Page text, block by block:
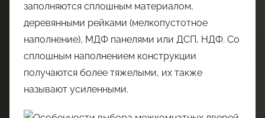
заполняются сплошным материалом,
деревянными рейками (мелкопустотное
наполнение), МДФ панелями или ДСП, НДФ. Со
сплошным наполнением конструкции
получаются более тяжелыми, их также
называют усиленными.